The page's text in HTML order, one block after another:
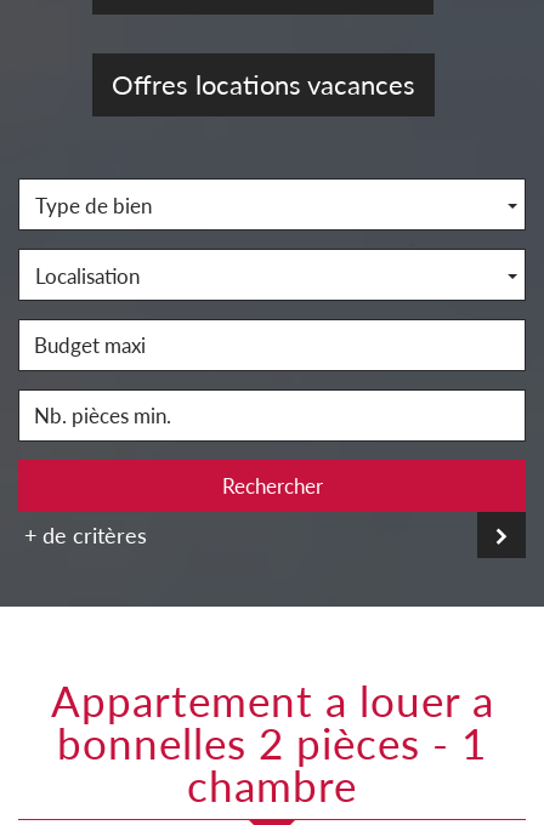
Offres locations vacances
Type de bien
Localisation
Rechercher
+ de critères
appartement a louer a
bonnelles 2 pièces - 1
chambre